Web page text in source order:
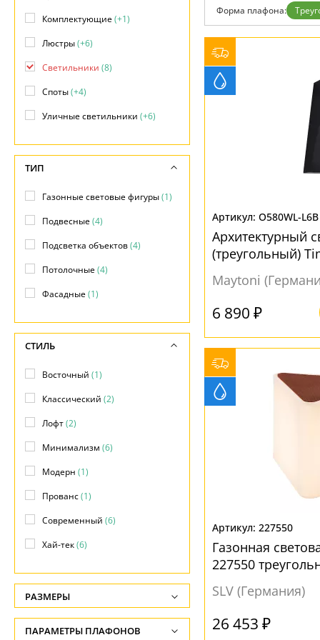
Доставка и оплата
Гарантия
Возврат
Отзывы
Установка
Дизайнерам
Контакты
Хай
Форма плафона:
O580WL-L6B
Архитектурный
(треугольный)
O580WL-L6B
Maytoni
6 890 ₽
227550
Газонная
227550
SLV (Германия)
26 453 ₽
Комплектующие(+1)
Люстры(+6)
Светильники (8)
Споты(+4)
Уличные светильники (+6)
ТИП
Газонные световые фигуры(1)
Подвесные(4)
Подсветка объектов(4)
Потолочные(4)
Фасадные(1)
СТИЛЬ
Восточный (1)
Классический (2)
Лофт(2)
Минимализм (6)
Модерн (1)
Прованс(1)
Современный (6)
Хай-тек(6)
РАЗМЕРЫ
Высота, см
ПАРАМЕТРЫ ПЛАФОНОВ